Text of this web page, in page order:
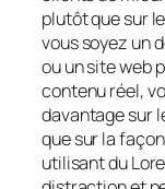
plutôt que sur
vous soyez un
ou un site web
contenu réel,
davantage sur
que sur la
utilisant du